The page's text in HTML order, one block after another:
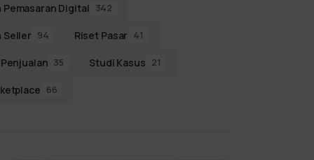
Pemasaran Digital 342
Seller 94 Riset Pasar 41
35 Studi Kasus 21
66